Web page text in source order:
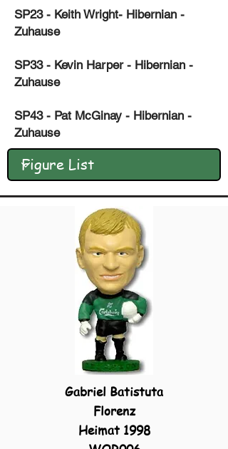
SP23 - Keith Wright- Hibernian -
Zuhause
SP33 - Kevin Harper - Hibernian -
Zuhause
SP43 - Pat McGinay - Hibernian -
Zuhause
Gabriel Batistuta
Florenz
Heimat 1998